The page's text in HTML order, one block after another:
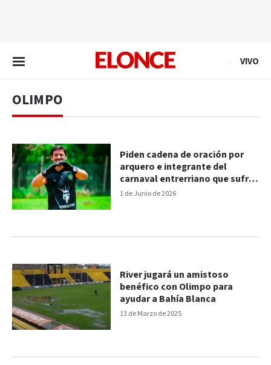
VIVO
OLIMPO
1 de Junio de 2026
Piden cadena de oración por
arquero e integrante del
carnaval entrerriano que sufrió
fuerte golpe en un partido
13 de Marzo de 2025
River jugará un amistoso
benéfico con Olimpo para
ayudar a Bahía Blanca